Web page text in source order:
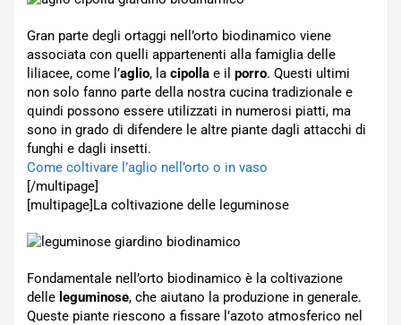
Gran parte degli ortaggi nell’orto biodinamico viene
associata con quelli appartenenti alla famiglia delle
liliacee, come l’aglio, la cipolla e il porro. Questi ultimi
non solo fanno parte della nostra cucina tradizionale e
quindi possono essere utilizzati in numerosi piatti, ma
sono in grado di difendere le altre piante dagli attacchi di
funghi e dagli insetti.
Come coltivare l’aglio nell’orto o in vaso
[/multipage]
[multipage]La coltivazione delle leguminose
Fondamentale nell’orto biodinamico è la coltivazione
delle leguminose, che aiutano la produzione in generale.
Queste piante riescono a fissare l’azoto atmosferico nel